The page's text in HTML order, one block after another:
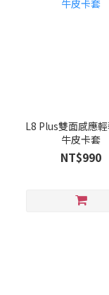
L8 Plus雙面感應
牛皮卡套
NT$990